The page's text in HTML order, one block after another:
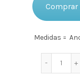
Medidas =